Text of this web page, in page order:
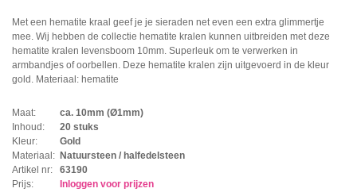
Met een hematite kraal geef je je sieraden net even een extra glimmertje
mee. Wij hebben de collectie hematite kralen kunnen uitbreiden met deze
hematite kralen levensboom 10mm. Superleuk om te verwerken in
armbandjes of oorbellen. Deze hematite kralen zijn uitgevoerd in de kleur
gold. Materiaal: hematite
Maat:
ca. 10mm (Ø1mm)
Inhoud:
20 stuks
Kleur:
Gold
Materiaal: Natuursteen / halfedelsteen
Artikel nr:
63190
Prijs:
Inloggen voor prijzen